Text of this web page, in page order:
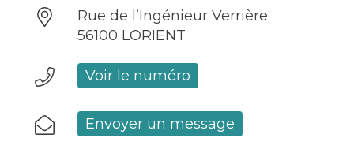
Rue de l’Ingénieur Verrière
56100 LORIENT
Voir le numéro
Envoyer un message